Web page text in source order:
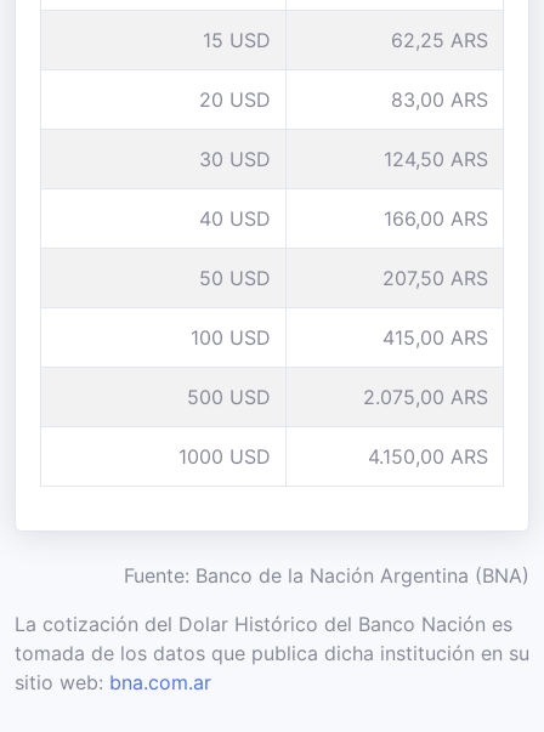
15 USD 62,25 ARS
20 USD 83,00 ARS
30 USD 124,50 ARS
40 USD 166,00 ARS
50 USD 207,50 ARS
100 USD 415,00 ARS
500 USD 2.075,00 ARS
1000 USD 4.150,00 ARS
Fuente: Banco de la Nación Argentina (BNA)
La cotización del Dolar Histórico del Banco Nación es
tomada de los datos que publica dicha institución en su
sitio web: bna.com.ar